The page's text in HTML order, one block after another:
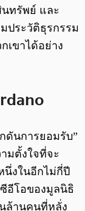
ทรัพย์ และ
ประวัติธุรกรรม
เขาได้อย่าง
ดันการยอมรับ”
มตั้งใจที่จะ
นึ่งในอีกไม่กี่ปี
ซีอีโอของมูลนิธิ
ล้านคนที่หลั่ง